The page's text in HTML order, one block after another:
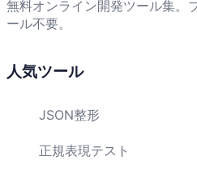
無料オンライン開発ツール集。
ール不要。
人気ツール
JSON整形
正規表現テスト